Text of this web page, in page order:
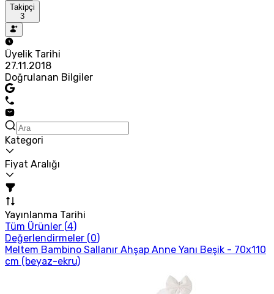
Takipçi
3
Üyelik Tarihi
27.11.2018
Doğrulanan Bilgiler
Kategori
Fiyat Aralığı
Yayınlanma Tarihi
Tüm Ürünler (4)
Değerlendirmeler (0)
Meltem Bambino Sallanır Ahşap Anne Yanı Beşik - 70x110
cm (beyaz-ekru)